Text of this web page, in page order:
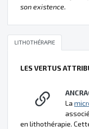
son existence.
LITHOTHÉRAPIE
LES VERTUS
La
en lithothérapie.